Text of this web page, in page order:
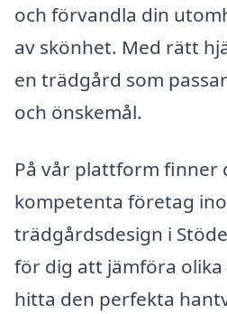
och förvandla din
av skönhet. Med rätt
en trädgård som
och önskemål.
På vår plattform finner
kompetenta företag
trädgårdsdesign i
för dig att jämföra
hitta den perfekta